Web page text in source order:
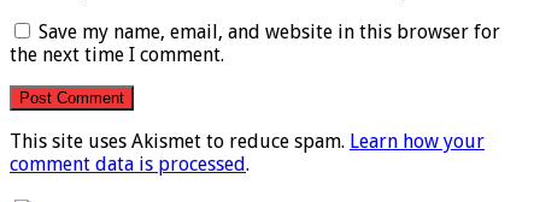
Save my name, email, and website in this browser for
the next time I comment.
This site uses Akismet to reduce spam. Learn how your
comment data is processed.